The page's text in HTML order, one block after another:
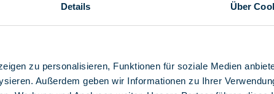
Details Über
zu personalisieren, Funktionen für soziale Medien
Außerdem geben wir Informationen zu Ihrer
F. Kennedy nutzen Abhörtechnik in
im Schreibtisch, im Sofatisch und
mit versteckten Druckknöpfen.